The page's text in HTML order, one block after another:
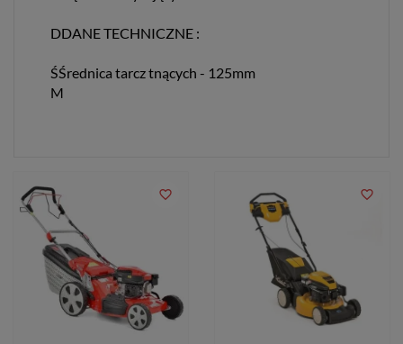
DDANE TECHNICZNE :
ŚŚrednica tarcz tnących - 125mm
M
favorite_border favorite_border